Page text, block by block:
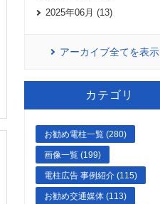
2025年06月 (13)
アーカイブ全てを表示
カテゴリ
お勧め電柱一覧 (280)
画像一覧 (199)
電柱広告 事例紹介 (115)
お勧め交通媒体 (113)